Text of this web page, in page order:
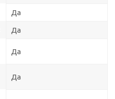
Да
Да
Да
Да